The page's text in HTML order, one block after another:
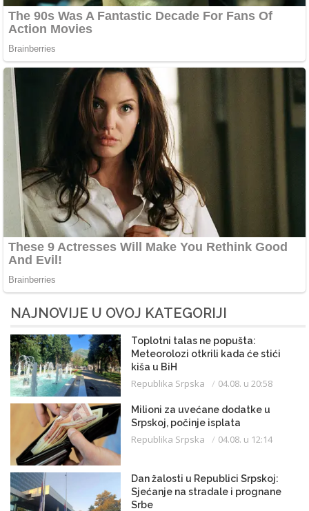
NAJNOVIJE U OVOJ KATEGORIJI
Toplotni talas ne popušta:
Meteorolozi otkrili kada će stići
kiša u BiH
Republika Srpska 04.08. u 20:58
Milioni za uvećane dodatke u
Srpskoj, počinje isplata
Republika Srpska 04.08. u 12:14
Dan žalosti u Republici Srpskoj:
Sjećanje na stradale i prognane
Srbe